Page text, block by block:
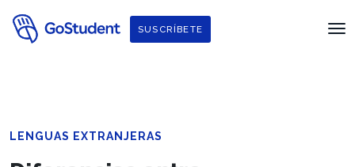
SUSCRÍBETE
LENGUAS EXTRANJERAS